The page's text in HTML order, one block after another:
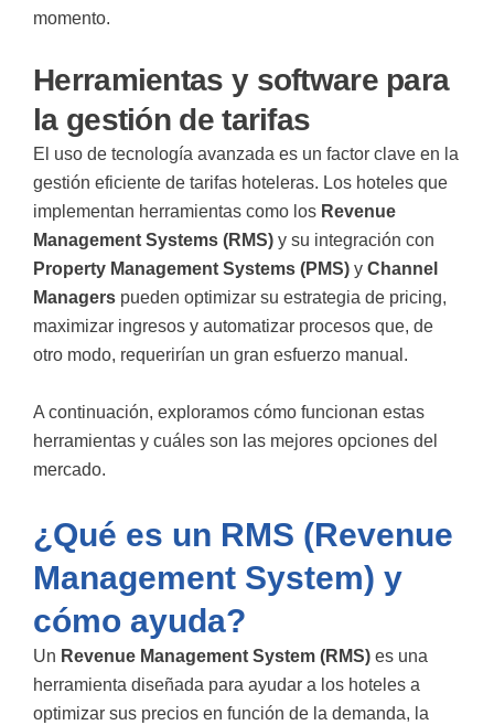
momento.
Herramientas y software para
la gestión de tarifas
El uso de tecnología avanzada es un factor clave en la
gestión eficiente de tarifas hoteleras. Los hoteles que
implementan herramientas como los Revenue
Management Systems (RMS) y su integración con
Property Management Systems (PMS) y Channel
Managers pueden optimizar su estrategia de pricing,
maximizar ingresos y automatizar procesos que, de
otro modo, requerirían un gran esfuerzo manual.
A continuación, exploramos cómo funcionan estas
herramientas y cuáles son las mejores opciones del
mercado.
¿Qué es un RMS (Revenue
Management System) y
cómo ayuda?
Un Revenue Management System (RMS) es una
herramienta diseñada para ayudar a los hoteles a
optimizar sus precios en función de la demanda, la